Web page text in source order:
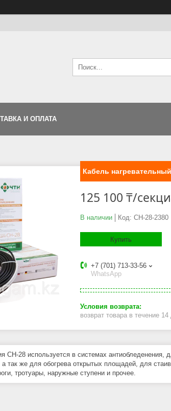
И ОПЛАТА
Кабель
125 100 ₸/
В наличии Код: СН-28-2380
Купить
+7 (701) 713-33-56
WhatsApp
возврат товара в течение 14
СН-28 используется в системах
так же для обогрева открытых площадей, для
тротуары, наружные ступени и прочее.